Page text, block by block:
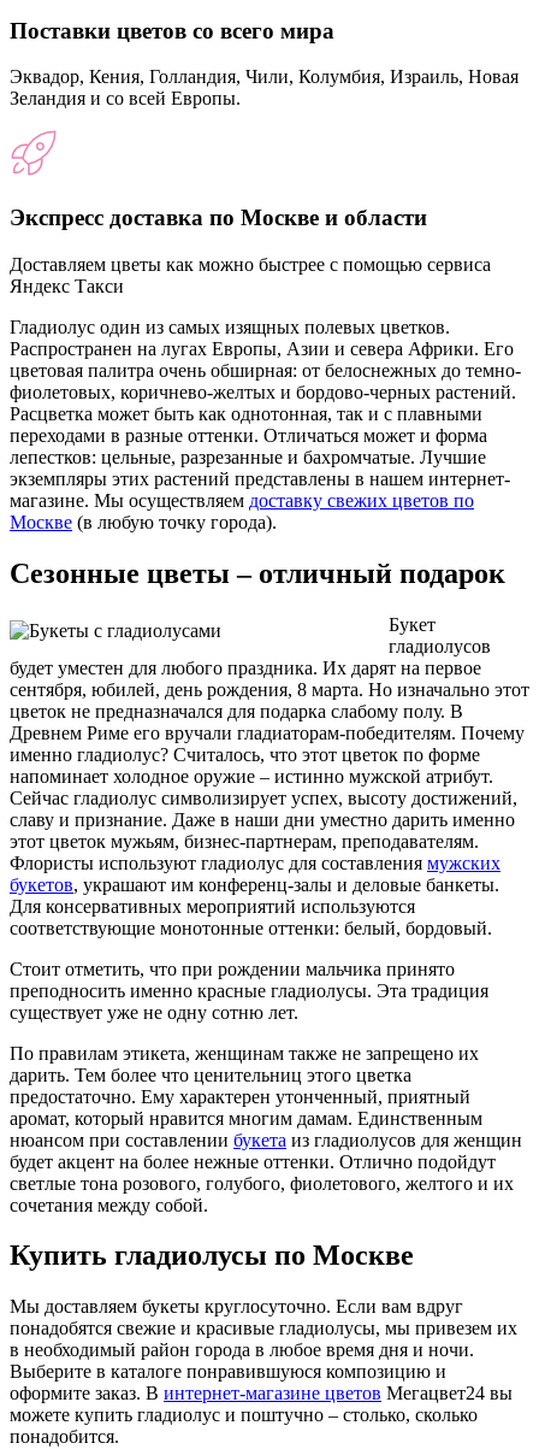
Поставки цветов со всего мира
Эквадор, Кения, Голландия, Чили, Колумбия, Израиль, Новая
Зеландия и со всей Европы.
Экспресс доставка по Москве и области
Доставляем цветы как можно быстрее с помощью сервиса
Яндекс Такси
Гладиолус один из самых изящных полевых цветков.
Распространен на лугах Европы, Азии и севера Африки. Его
цветовая палитра очень обширная: от белоснежных до темно-
фиолетовых, коричнево-желтых и бордово-черных растений.
Расцветка может быть как однотонная, так и с плавными
переходами в разные оттенки. Отличаться может и форма
лепестков: цельные, разрезанные и бахромчатые. Лучшие
экземпляры этих растений представлены в нашем интернет-
магазине. Мы осуществляем доставку свежих цветов по
Москве (в любую точку города).
Сезонные цветы – отличный подарок
Букет
гладиолусов
будет уместен для любого праздника. Их дарят на первое
сентября, юбилей, день рождения, 8 марта. Но изначально этот
цветок не предназначался для подарка слабому полу. В
Древнем Риме его вручали гладиаторам-победителям. Почему
именно гладиолус? Считалось, что этот цветок по форме
напоминает холодное оружие – истинно мужской атрибут.
Сейчас гладиолус символизирует успех, высоту достижений,
славу и признание. Даже в наши дни уместно дарить именно
этот цветок мужьям, бизнес-партнерам, преподавателям.
Флористы используют гладиолус для составления мужских
букетов, украшают им конференц-залы и деловые банкеты.
Для консервативных мероприятий используются
соответствующие монотонные оттенки: белый, бордовый.
Стоит отметить, что при рождении мальчика принято
преподносить именно красные гладиолусы. Эта традиция
существует уже не одну сотню лет.
По правилам этикета, женщинам также не запрещено их
дарить. Тем более что ценительниц этого цветка
предостаточно. Ему характерен утонченный, приятный
аромат, который нравится многим дамам. Единственным
нюансом при составлении букета из гладиолусов для женщин
будет акцент на более нежные оттенки. Отлично подойдут
светлые тона розового, голубого, фиолетового, желтого и их
сочетания между собой.
Купить гладиолусы по Москве
Мы доставляем букеты круглосуточно. Если вам вдруг
понадобятся свежие и красивые гладиолусы, мы привезем их
в необходимый район города в любое время дня и ночи.
Выберите в каталоге понравившуюся композицию и
оформите заказ. В интернет-магазине цветов Мегацвет24 вы
можете купить гладиолус и поштучно – столько, сколько
понадобится.